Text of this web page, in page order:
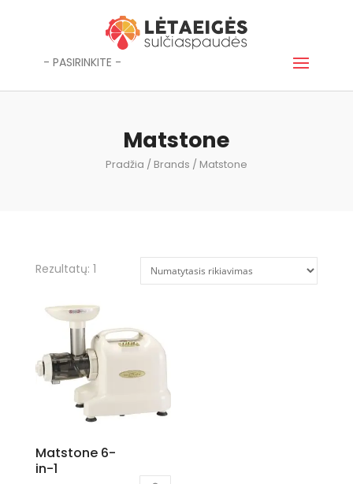
- PASIRINKITE -
Matstone
Pradžia / Brands / Matstone
Rezultatų: 1
Matstone 6-
in-1